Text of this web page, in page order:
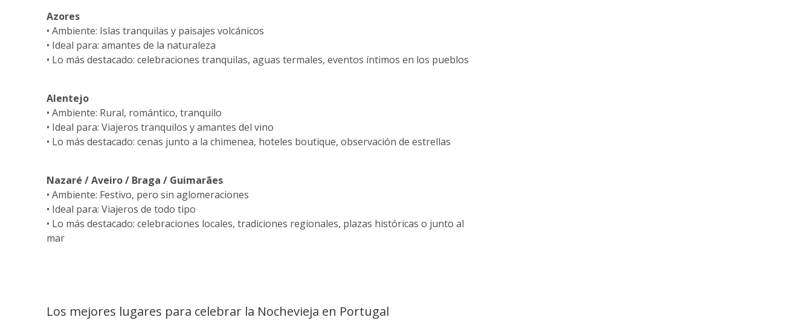
Azores
• Ambiente: Islas tranquilas y paisajes volcánicos
• Ideal para: amantes de la naturaleza
• Lo más destacado: celebraciones tranquilas, aguas termales, eventos íntimos en los pueblos
Alentejo
• Ambiente: Rural, romántico, tranquilo
• Ideal para: Viajeros tranquilos y amantes del vino
• Lo más destacado: cenas junto a la chimenea, hoteles boutique, observación de estrellas
Nazaré / Aveiro / Braga / Guimarães
• Ambiente: Festivo, pero sin aglomeraciones
• Ideal para: Viajeros de todo tipo
• Lo más destacado: celebraciones locales, tradiciones regionales, plazas históricas o junto al
mar
Los mejores lugares para celebrar la Nochevieja en Portugal